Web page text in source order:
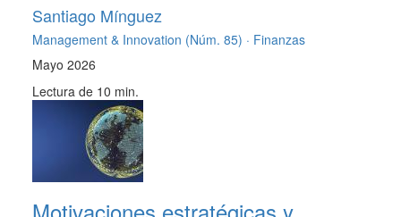
Santiago Mínguez
Management & Innovation (Núm. 85) · Finanzas
Mayo 2026
Lectura de 10 min.